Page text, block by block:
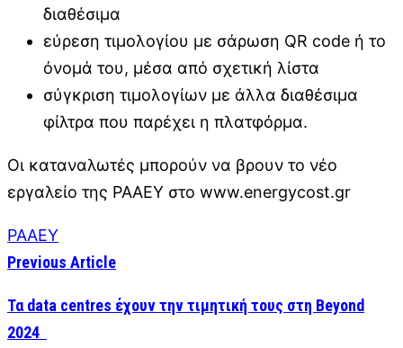
διαθέσιμα
εύρεση τιμολογίου με σάρωση QR code ή το
όνομά του, μέσα από σχετική λίστα
σύγκριση τιμολογίων με άλλα διαθέσιμα
φίλτρα που παρέχει η πλατφόρμα.
Οι καταναλωτές μπορούν να βρουν το νέο
εργαλείο της ΡΑΑΕΥ στο www.energycost.gr
ΡΑΑΕΥ
Previous Article
Τα data centres έχουν την τιμητική τους στη Beyond
2024